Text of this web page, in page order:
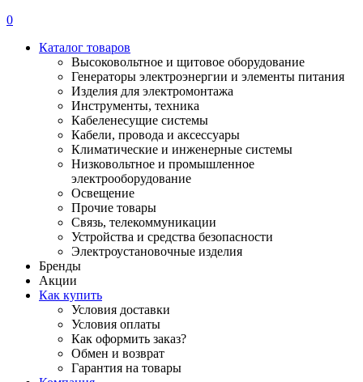
0
Каталог товаров
Высоковольтное и щитовое оборудование
Генераторы электроэнергии и элементы питания
Изделия для электромонтажа
Инструменты, техника
Кабеленесущие системы
Кабели, провода и аксессуары
Климатические и инженерные системы
Низковольтное и промышленное
электрооборудование
Освещение
Прочие товары
Связь, телекоммуникации
Устройства и средства безопасности
Электроустановочные изделия
Бренды
Акции
Как купить
Условия доставки
Условия оплаты
Как оформить заказ?
Обмен и возврат
Гарантия на товары